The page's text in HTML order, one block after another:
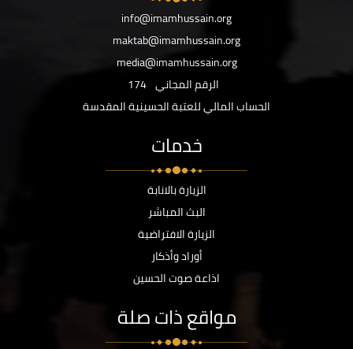
info@imamhussain.org
maktab@imamhussain.org
media@imamhussain.org
الرقم المجاني 174
الحساب المالي للعتبة الحسينية المقدسة
خدمات
الزيارة بالانابة
البث المباشر
الزيارة الافتراضية
أوراد وأذكار
اذاعة صوت الحسين
مواقع ذات صلة